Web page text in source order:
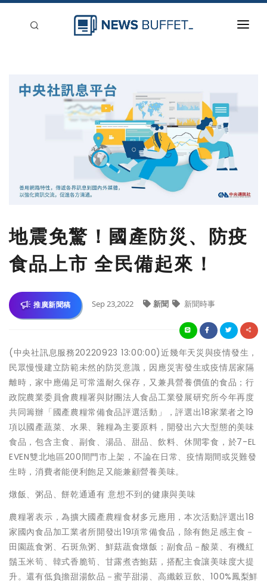
地震免驚！國產防災、防疫
食品上市 全民備起來！
推廣新聞稿 Sep 23,2022 新聞 新聞時事
(中央社訊息服務20220923 13:00:00)近幾年天災與疫情發生，
民眾慢慢建立防範未然的防災意識，因應災害發生或疫情居家隔
離時，家中應備足可常溫耐久保存，又兼具營養價值的食品；行
政院農業委員會農糧署與財團法人食品工業發展研究所今年再度
共同籌辦「國產農糧常備食品評選活動」，評選出18家業者之19
項以國產蔬菜、水果、雜糧為主要原料，開發出六大型態的美味
食品，包含主食、副食、湯品、甜品、飲料、休閒零食，於7-EL
EVEN雙北地區200間門市上架，不論在日常、疫情期間或災難發
生時，消費者能便利飽足又能兼顧營養美味。
燉飯、粥品、餅乾通通有 意想不到的健康與美味
農糧署表示，為擴大國產農糧食材多元應用，本次活動評選出18
家國內食品加工業者所開發出19項常備食品，除有飽足感主食－
田園蔬食粥、石斑魚粥、鮮菇蔬食燉飯；副食品－酸菜、有機紅
鬚玉米筍、韓式香脆筍、甘露煮杏鮑菇，搭配主食讓美味度大提
升。還有低負擔甜湯飲品－蜜芋甜湯、高纖穀豆飲、100%鳳梨鮮